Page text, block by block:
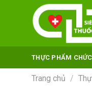
THỰC PHẨM
Trang chủ /